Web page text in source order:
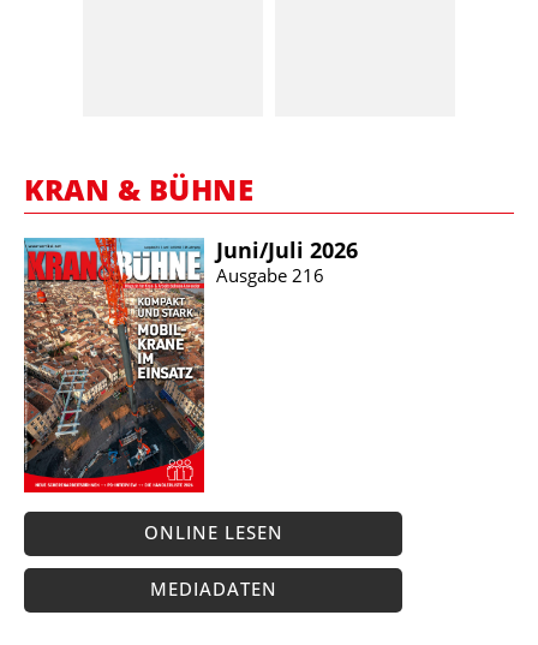
KRAN & BÜHNE
Juni/​Juli 2026
Ausgabe 216
ONLINE LESEN
MEDIADATEN